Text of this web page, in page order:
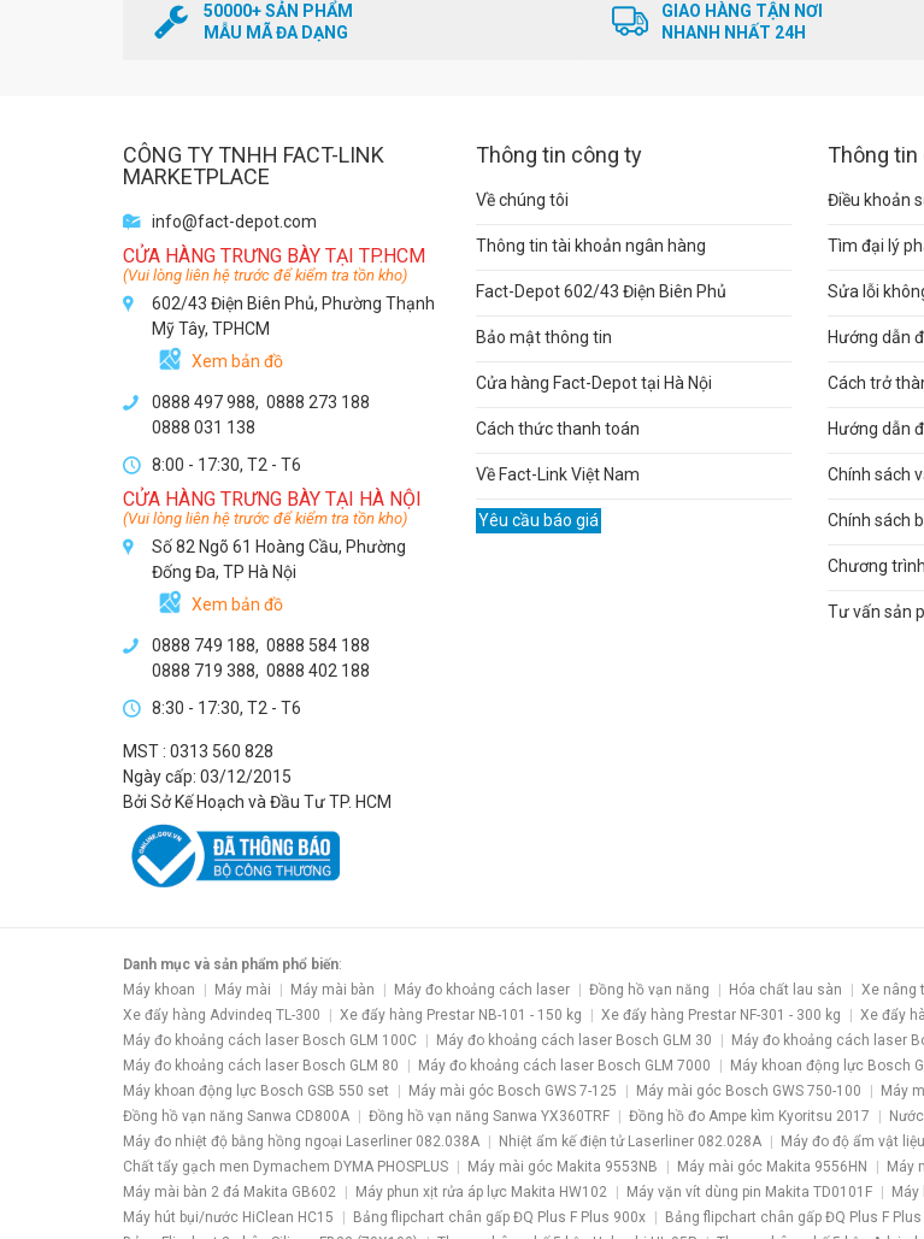
50000+ SẢN PHẨM
MẪU MÃ ĐA DẠNG
GIAO HÀNG TẬN NƠI
NHANH NHẤT 24H
CÔNG TY TNHH FACT-LINK
MARKETPLACE
info@fact-depot.com
CỬA HÀNG TRƯNG BÀY TẠI TP.HCM
(Vui lòng liên hệ trước để kiểm tra tồn kho)
602/43 Điện Biên Phủ, Phường Thạnh
Mỹ Tây, TPHCM
Xem bản đồ
0888 497 988, 0888 273 188
0888 031 138
8:00 - 17:30, T2 - T6
CỬA HÀNG TRƯNG BÀY TẠI HÀ NỘI
(Vui lòng liên hệ trước để kiểm tra tồn kho)
Số 82 Ngõ 61 Hoàng Cầu, Phường
Đống Đa, TP Hà Nội
Xem bản đồ
0888 749 188, 0888 584 188
0888 719 388, 0888 402 188
8:30 - 17:30, T2 - T6
MST : 0313 560 828
Ngày cấp: 03/12/2015
Bởi Sở Kế Hoạch và Đầu Tư TP. HCM
Thông tin công ty
Về chúng tôi
Thông tin tài khoản ngân hàng
Fact-Depot 602/43 Điện Biên Phủ
Bảo mật thông tin
Cửa hàng Fact-Depot tại Hà Nội
Cách thức thanh toán
Về Fact-Link Việt Nam
Yêu cầu báo giá
Thông tin
Điều khoản
Tìm đại lý
Sửa lỗi
Hướng dẫn
Cách trở
Hướng dẫn
Chính sách
Chính sách
Chương
Tư vấn sản
Danh mục và sản phẩm phổ biến:
Máy khoan
Máy mài Máy mài bàn Máy đo khoảng cách laser Đồng hồ vạn năng Hóa chất lau sàn Xe nâng
Xe đẩy hàng Advindeq TL-300
Xe đẩy hàng Prestar NB-101 - 150 kg Xe đẩy hàng Prestar NF-301 - 300 kg Xe đẩy
Máy đo khoảng cách laser Bosch GLM 100C
Máy đo khoảng cách laser Bosch GLM 30 Máy đo khoảng cách laser
Máy đo khoảng cách laser Bosch GLM 80
Máy đo khoảng cách laser Bosch GLM 7000 Máy khoan động lực Bosch
Máy khoan động lực Bosch GSB 550 set
Máy mài góc Bosch GWS 7-125 Máy mài góc Bosch GWS 750-100 Máy
Đồng hồ vạn năng Sanwa CD800A
Đồng hồ vạn năng Sanwa YX360TRF Đồng hồ đo Ampe kìm Kyoritsu 2017
Máy đo nhiệt độ bằng hồng ngoại Laserliner 082.038A
Nhiệt ẩm kế điện tử Laserliner 082.028A Máy đo độ ẩm vật
Chất tẩy gạch men Dymachem DYMA PHOSPLUS
Máy mài góc Makita 9553NB Máy mài góc Makita 9556HN Máy
Máy mài bàn 2 đá Makita GB602
Máy phun xịt rửa áp lực Makita HW102 Máy vặn vít dùng pin Makita TD0101F
Máy hút bụi/nước HiClean HC15
Bảng flipchart chân gấp ĐQ Plus F Plus 900x Bảng flipchart chân gấp ĐQ Plus F